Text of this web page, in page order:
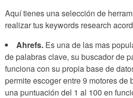
Aquí tienes una selección de
realizar tus keywords research
Ahrefs. Es una de las mas
de palabras clave, su buscador de
funciona con su propia base de
permite escoger entre 9 motores de
una puntuación del 1 al 100 en